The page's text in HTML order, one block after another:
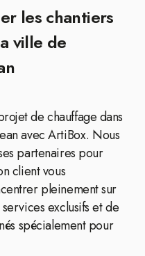
les chantiers
ville de
de chauffage dans
avec ArtiBox. Nous
partenaires pour
client vous
pleinement sur
exclusifs et de
spécialement pour